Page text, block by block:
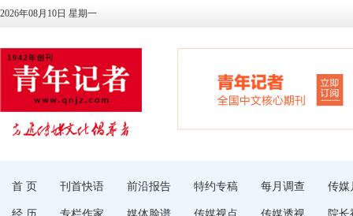
2026年08月10日 星期一
首 页 刊首快语 前沿报告 特约专稿 每月调查 传媒